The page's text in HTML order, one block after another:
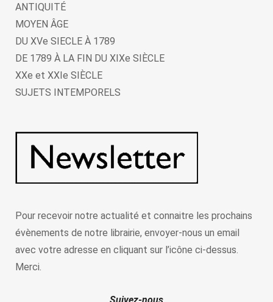
ANTIQUITÉ
MOYEN ÂGE
DU XVe SIECLE À 1789
DE 1789 À LA FIN DU XIXe SIÈCLE
XXe et XXIe SIÈCLE
SUJETS INTEMPORELS
Pour recevoir notre actualité et connaitre les prochains
évènements de notre librairie, envoyer-nous un email
avec votre adresse en cliquant sur l’icône ci-dessus.
Merci.